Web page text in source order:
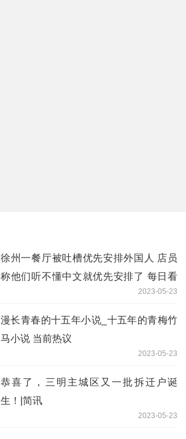
徐州一餐厅被吐槽优先安排外国人 店员
称他们听不懂中文就优先安排了 每日看
2023-05-23
漫长青春的十五年小说_十五年的青梅竹
马小说 当前热议
2023-05-23
恭喜了，三明主城区又一批拆迁户诞
生！|简讯
2023-05-23